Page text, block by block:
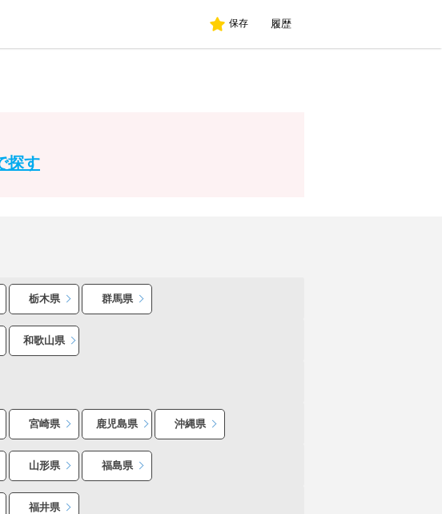
保存 履歴
探す
栃木県 群馬県
和歌山県
宮崎県 鹿児島県 沖縄県
山形県 福島県
福井県